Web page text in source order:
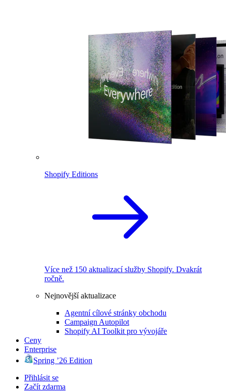
Shopify Editions
Více než 150 aktualizací služby Shopify. Dvakrát
ročně.
Nejnovější aktualizace
Agentní cílové stránky obchodu
Campaign Autopilot
Shopify AI Toolkit pro vývojáře
Ceny
Enterprise
Spring ’26 Edition
Přihlásit se
Začít zdarma